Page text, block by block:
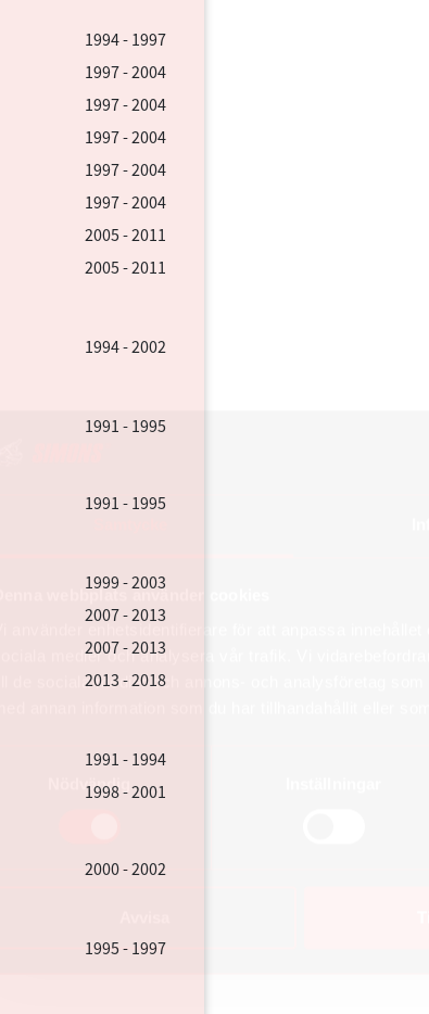
sociala medier och analysera vår trafik. Vi
till de sociala medier och annons- och analysföretag
Nödvändig
1994 - 1997
1997 - 2004
1997 - 2004
1997 - 2004
1997 - 2004
1997 - 2004
2005 - 2011
2005 - 2011
1994 - 2002
1991 - 1995
1991 - 1995
1999 - 2003
2007 - 2013
2007 - 2013
2013 - 2018
1991 - 1994
1998 - 2001
2000 - 2002
1995 - 1997